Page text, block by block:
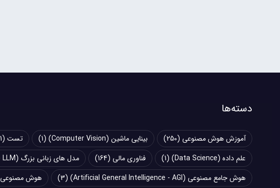
دسته‌ها
آموزش هوش مصنوعی (250) بینایی ماشین (Computer Vision) (1) تست (1)
علم داده (Data Science)
(1) فناوری مالی (164) مدل های زبانی بزرگ (Large Language Models - LLM)
هوش جامع مصنوعی (Artificial General Intelligence - AGI)
(3) هوش مصنوعی